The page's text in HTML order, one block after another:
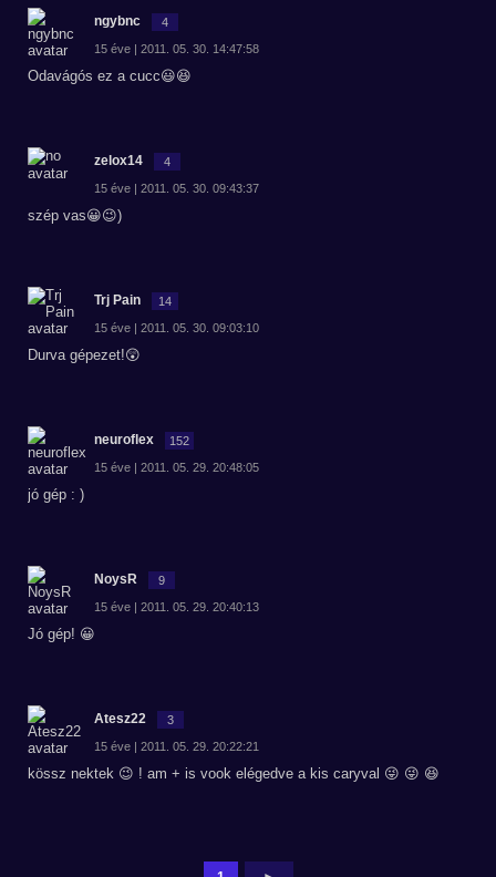
ngybnc 4
15 éve | 2011. 05. 30. 14:47:58
Odavágós ez a cucc😃😆
zelox14 4
15 éve | 2011. 05. 30. 09:43:37
szép vas😀😉)
Trj Pain 14
15 éve | 2011. 05. 30. 09:03:10
Durva gépezet!😲
neuroflex 152
15 éve | 2011. 05. 29. 20:48:05
jó gép : )
NoysR 9
15 éve | 2011. 05. 29. 20:40:13
Jó gép! 😀
Atesz22 3
15 éve | 2011. 05. 29. 20:22:21
kössz nektek 😉 ! am + is vook elégedve a kis caryval 😜 😜 😆